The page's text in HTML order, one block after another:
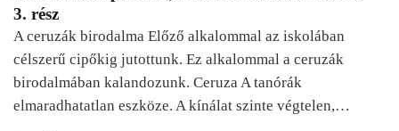
3. rész
A ceruzák birodalma Előző alkalommal az iskolában
célszerű cipőkig jutottunk. Ez alkalommal a ceruzák
birodalmában kalandozunk. Ceruza A tanórák
elmaradhatatlan eszköze. A kínálat szinte végtelen,…